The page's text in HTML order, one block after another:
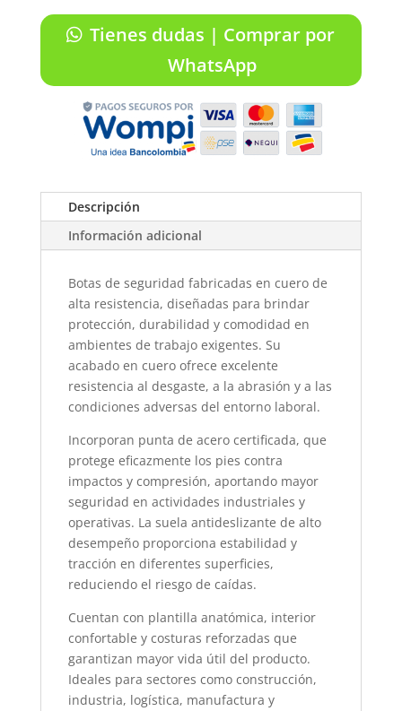
seguridad
liviana,
KONDOR
cantidad
Tienes dudas | Comprar por
WhatsApp
Descripción
Información adicional
Botas de seguridad fabricadas en cuero de
alta resistencia, diseñadas para brindar
protección, durabilidad y comodidad en
ambientes de trabajo exigentes. Su
acabado en cuero ofrece excelente
resistencia al desgaste, a la abrasión y a las
condiciones adversas del entorno laboral.
Incorporan punta de acero certificada, que
protege eficazmente los pies contra
impactos y compresión, aportando mayor
seguridad en actividades industriales y
operativas. La suela antideslizante de alto
desempeño proporciona estabilidad y
tracción en diferentes superficies,
reduciendo el riesgo de caídas.
Cuentan con plantilla anatómica, interior
confortable y costuras reforzadas que
garantizan mayor vida útil del producto.
Ideales para sectores como construcción,
industria, logística, manufactura y